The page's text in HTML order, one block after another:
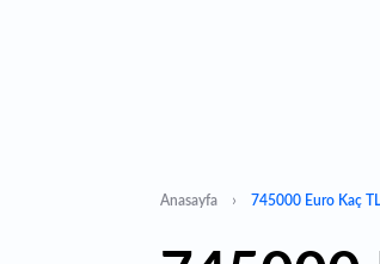
Anasayfa 745000 Euro Kaç TL